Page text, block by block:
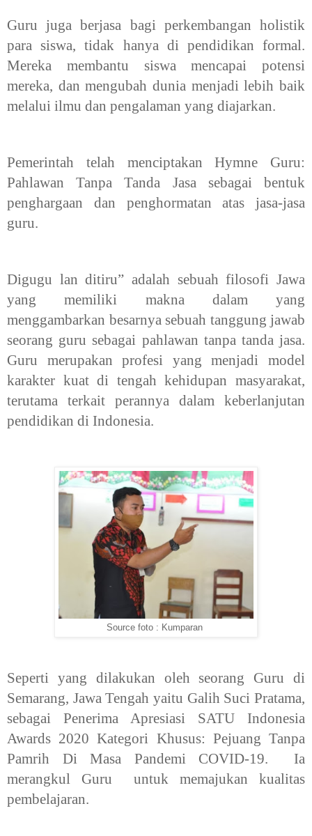
Guru juga berjasa bagi perkembangan holistik
para siswa, tidak hanya di pendidikan formal.
Mereka membantu siswa mencapai potensi
mereka, dan mengubah dunia menjadi lebih baik
melalui ilmu dan pengalaman yang diajarkan.
Pemerintah telah menciptakan Hymne Guru:
Pahlawan Tanpa Tanda Jasa sebagai bentuk
penghargaan dan penghormatan atas jasa-jasa
guru.
Digugu lan ditiru” adalah sebuah filosofi Jawa
yang memiliki makna dalam yang
menggambarkan besarnya sebuah tanggung jawab
seorang guru sebagai pahlawan tanpa tanda jasa.
Guru merupakan profesi yang menjadi model
karakter kuat di tengah kehidupan masyarakat,
terutama terkait perannya dalam keberlanjutan
pendidikan di Indonesia.
Source foto : Kumparan
Seperti yang dilakukan oleh seorang Guru di
Semarang, Jawa Tengah yaitu Galih Suci Pratama,
sebagai Penerima Apresiasi SATU Indonesia
Awards 2020 Kategori Khusus: Pejuang Tanpa
Pamrih Di Masa Pandemi COVID-19. Ia
merangkul Guru untuk memajukan kualitas
pembelajaran.